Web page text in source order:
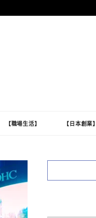
【職場生活】 【日本創業】